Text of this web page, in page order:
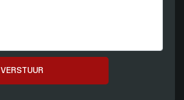
VERSTUUR